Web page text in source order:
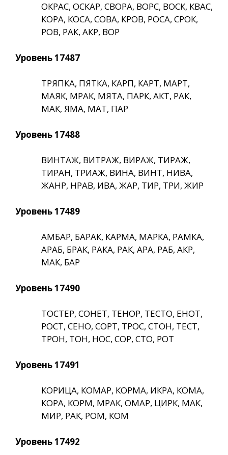
ОКРАС, ОСКАР, СВОРА, ВОРС, ВОСК, КВАС,
КОРА, КОСА, СОВА, КРОВ, РОСА, СРОК,
РОВ, РАК, АКР, ВОР
Уровень 17487
ТРЯПКА, ПЯТКА, КАРП, КАРТ, МАРТ,
МАЯК, МРАК, МЯТА, ПАРК, АКТ, РАК,
МАК, ЯМА, МАТ, ПАР
Уровень 17488
ВИНТАЖ, ВИТРАЖ, ВИРАЖ, ТИРАЖ,
ТИРАН, ТРИАЖ, ВИНА, ВИНТ, НИВА,
ЖАНР, НРАВ, ИВА, ЖАР, ТИР, ТРИ, ЖИР
Уровень 17489
АМБАР, БАРАК, КАРМА, МАРКА, РАМКА,
АРАБ, БРАК, РАКА, РАК, АРА, РАБ, АКР,
МАК, БАР
Уровень 17490
ТОСТЕР, СОНЕТ, ТЕНОР, ТЕСТО, ЕНОТ,
РОСТ, СЕНО, СОРТ, ТРОС, СТОН, ТЕСТ,
ТРОН, ТОН, НОС, СОР, СТО, РОТ
Уровень 17491
КОРИЦА, КОМАР, КОРМА, ИКРА, КОМА,
КОРА, КОРМ, МРАК, ОМАР, ЦИРК, МАК,
МИР, РАК, РОМ, КОМ
Уровень 17492